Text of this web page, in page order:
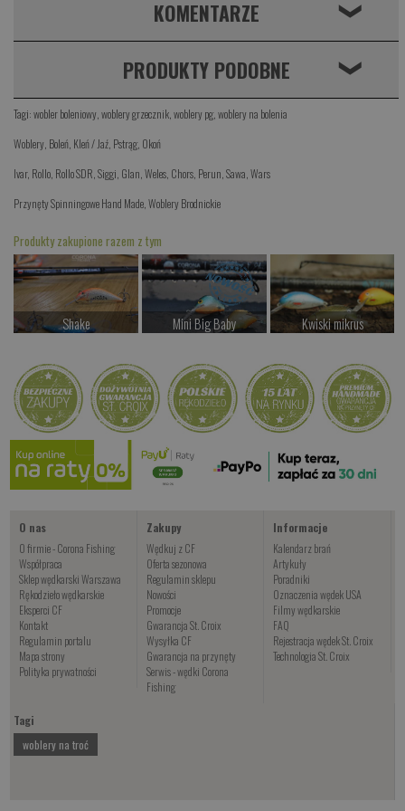
KOMENTARZE ❮
PRODUKTY PODOBNE ❮
Tagi:wobler boleniowy ,woblery grzecznik ,woblery pg,woblery na bolenia
Woblery Boleń Kleń / Jaź Pstrąg, Okoń
Ivar, Rollo Rollo SDR ,Siggi Glan ,Weles Chors Perun ,Sawa ,Wars
Przynęty Spinningowe Hand Made ,Woblery Brodnickie
Produkty zakupione razem z tym
Shake
Kup teraz >
Mini Big Baby
Kup teraz >
Kwiski mikrus
Kup teraz >
Kwiski Foxinus
od 47.00 PLN
Kup teraz >
O nas
O firmie - Corona Fishing
Współpraca
Sklep wędkarski Warszawa
Rękodzieło wędkarskie
Eksperci CF
Kontakt
Regulamin portalu
Mapa strony
Polityka prywatności
Zakupy
Wędkuj z CF
Oferta sezonowa
Regulamin sklepu
Nowości
Promocje
Gwarancja St. Croix
Wysyłka CF
Gwarancja na przynęty
Serwis - wędki Corona
Fishing
Informacje
Kalendarz brań
Artykuły
Poradniki
Oznaczenia wędek USA
Filmy wędkarskie
FAQ
Rejestracja wędek St. Croix
Technologia St. Croix
Tagi
woblery na troć